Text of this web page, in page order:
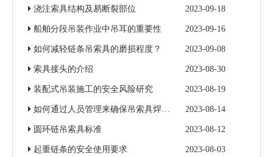
浇注索具结构及易断裂部位 2023-09-18
船舶分段吊装作业中吊耳的重要性 2023-09-16
如何减轻链条吊索具的磨损程度？ 2023-09-08
索具接头的介绍 2023-08-30
装配式吊装施工的安全风险研究 2023-08-19
如何通过人员管理来确保吊索具焊接质量 2023-08-14
圆环链吊索具标准 2023-08-12
起重链条的安全使用要求 2023-08-03